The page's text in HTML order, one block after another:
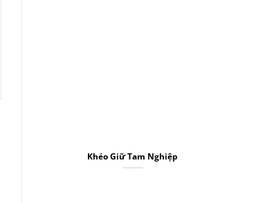
Khéo Giữ Tam Nghiệp